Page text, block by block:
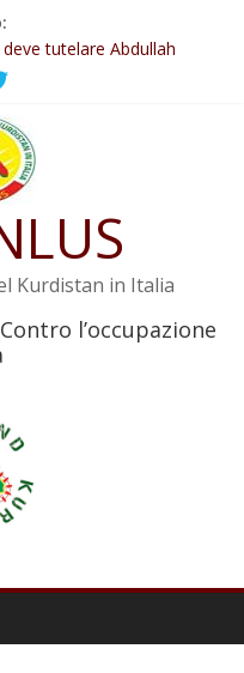
essere trasformata in
tutelare Abdullah
è di nuovo sotto minaccia
Apo ostacolerebbe
contro i crimini di guerra
Kurdistan in Italia
Contro l’occupazione